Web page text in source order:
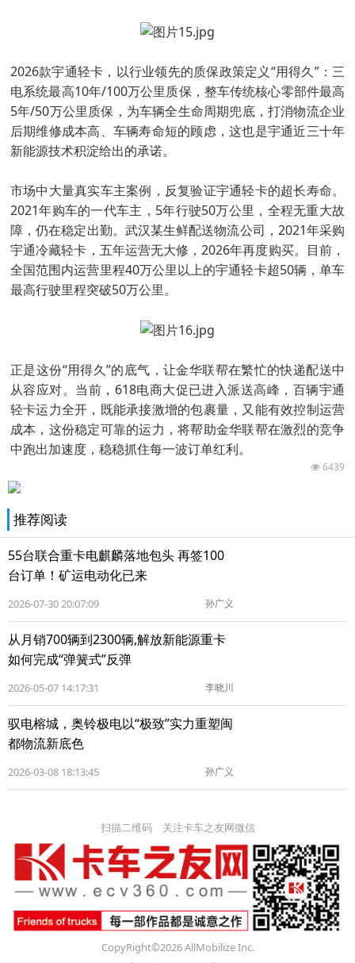
2026款宇通轻卡，以行业领先的质保政策定义“用得久”：三
电系统最高10年/100万公里质保，整车传统核心零部件最高
5年/50万公里质保，为车辆全生命周期兜底，打消物流企业
后期维修成本高、车辆寿命短的顾虑，这也是宇通近三十年
新能源技术积淀给出的承诺。
市场中大量真实车主案例，反复验证宇通轻卡的超长寿命。
2021年购车的一代车主，5年行驶50万公里，全程无重大故
障，仍在稳定出勤。武汉某生鲜配送物流公司，2021年采购
宇通冷藏轻卡，五年运营无大修，2026年再度购买。目前，
全国范围内运营里程40万公里以上的宇通轻卡超50辆，单车
最高行驶里程突破50万公里。
正是这份“用得久”的底气，让金华联帮在繁忙的快递配送中
从容应对。当前，618电商大促已进入派送高峰，百辆宇通
轻卡运力全开，既能承接激增的包裹量，又能有效控制运营
成本，这份稳定可靠的运力，将帮助金华联帮在激烈的竞争
中跑出加速度，稳稳抓住每一波订单红利。
6439
推荐阅读
55台联合重卡电麒麟落地包头 再签100
台订单！矿运电动化已来
2026-07-30 20:07:09 孙广义
从月销700辆到2300辆,解放新能源重卡
如何完成“弹簧式”反弹
2026-05-07 14:17:31 李晓川
驭电榕城，奥铃极电以“极致”实力重塑闽
都物流新底色
2026-03-08 18:13:45 孙广义
扫描二维码 关注卡车之友网微信
CopyRight©2026 AllMobilize Inc.